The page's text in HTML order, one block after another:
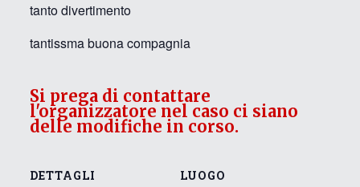
tanto divertimento
tantissma buona compagnia
DETTAGLI LUOGO
Si prega di contattare
l'organizzatore nel caso ci siano
delle modifiche in corso.